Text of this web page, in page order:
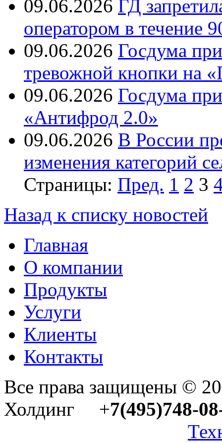
09.06.2026 ГД
оператором в течение
09.06.2026 Госдума
тревожной кнопки на
09.06.2026 Госдума
«Антифрод 2.0»
09.06.2026 В России
изменения категорий
Страницы: Пред. 1 2 3
Назад к списку новостей
Главная
О компании
Продукты
Услуги
Клиенты
Контакты
Все права защищены ©
Холдинг +7(495)748-